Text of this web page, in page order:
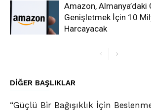
Amazon, Almanya’daki
Genişletmek İçin 10
Harcayacak
DIĞER BAŞLIKLAR
“Güçlü Bir Bağışıklık İçin